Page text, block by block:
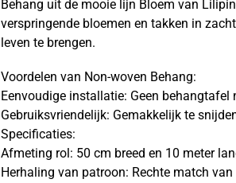
Behang uit de mooie lijn Bloem van
verspringende bloemen en takken in
leven te brengen.
Voordelen van Non-woven Behang:
Eenvoudige installatie: Geen
Gebruiksvriendelijk: Gemakkelijk te
Specificaties:
Afmeting rol: 50 cm breed en 10 meter
Herhaling van patroon: Rechte match van